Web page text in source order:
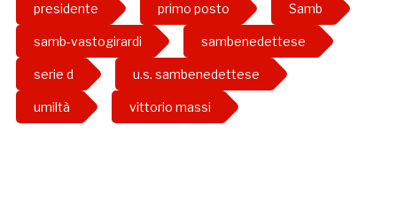
presidente primo posto Samb
samb-vastogirardi sambenedettese
serie d u.s. sambenedettese
umiltà vittorio massi